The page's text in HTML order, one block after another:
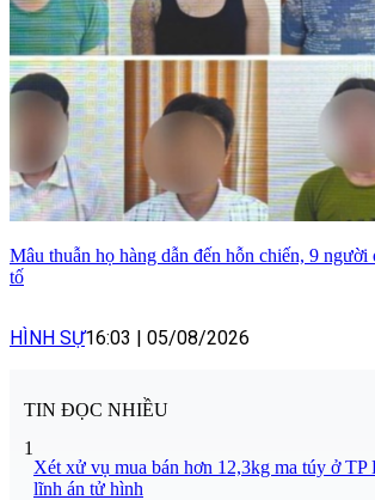
Mâu thuẫn họ hàng dẫn đến hỗn chiến, 9
tố
HÌNH SỰ16:03 | 05/08/2026
TIN ĐỌC NHIỀU
1
Xét xử vụ mua bán hơn 12,3kg ma túy ở
lĩnh án tử hình